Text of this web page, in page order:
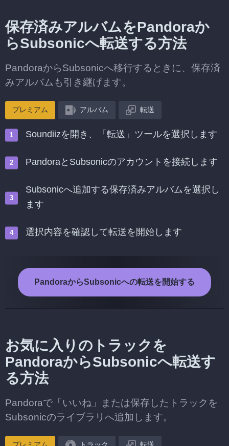
保存済みアルバムをPandoraか
らSubsonicへ転送する方法
PandoraからSubsonicへ移行するときに、保存済
みアルバムも引き継げます。
プレミアム アルバム 転送
Soundiizを開き、「転送」ツールを選択します
PandoraとSubsonicのアカウントを接続します
Subsonicへ追加する保存済みアルバムを選択し
ます
選択内容を確認して転送を開始します
PandoraからSubsonicへの転送を開始する
お気に入りのトラックを
PandoraからSubsonicへ転送す
る方法
Pandoraで「いいね」または保存したトラックを
Subsonicのライブラリへ追加します。